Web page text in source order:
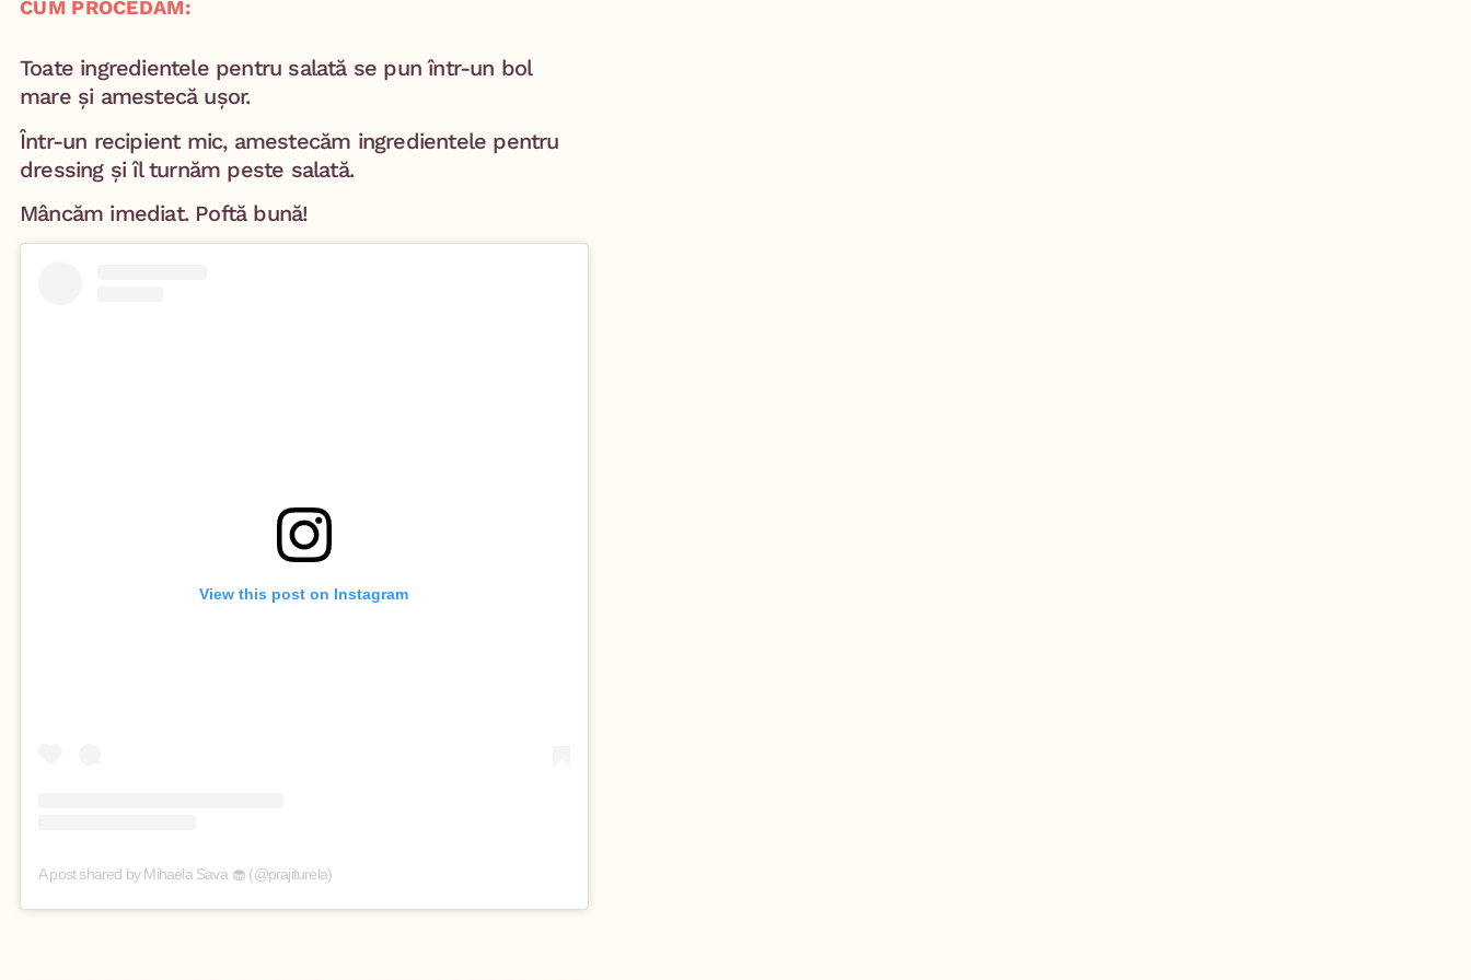
CUM PROCEDĂM:
Toate ingredientele pentru salată se pun într-un bol
mare și amestecă ușor.
Într-un recipient mic, amestecăm ingredientele pentru
dressing și îl turnăm peste salată.
Mâncăm imediat. Poftă bună!
View this post on Instagram
A post shared by Mihaela Sava 🧁 (@prajiturela)